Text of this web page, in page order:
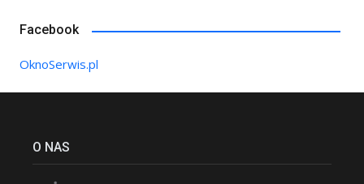
Facebook
OknoSerwis.pl
O NAS